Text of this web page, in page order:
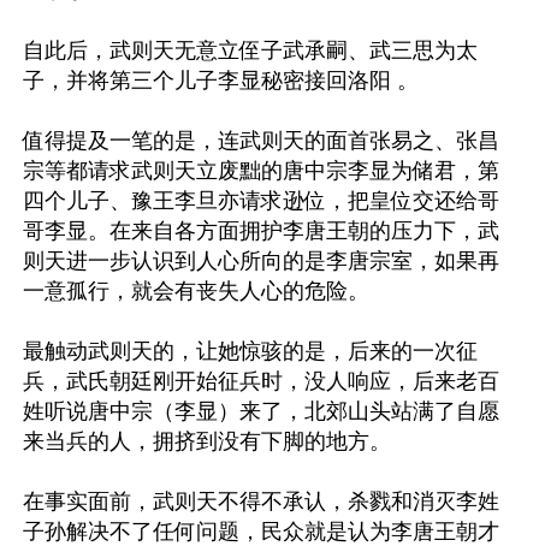
自此后，武则天无意立侄子武承嗣、武三思为太
子，并将第三个儿子李显秘密接回洛阳 。
值得提及一笔的是，连武则天的面首张易之、张昌
宗等都请求武则天立废黜的唐中宗李显为储君，第
四个儿子、豫王李旦亦请求逊位，把皇位交还给哥
哥李显。在来自各方面拥护李唐王朝的压力下，武
则天进一步认识到人心所向的是李唐宗室，如果再
一意孤行，就会有丧失人心的危险。
最触动武则天的，让她惊骇的是，后来的一次征
兵，武氏朝廷刚开始征兵时，没人响应，后来老百
姓听说唐中宗（李显）来了，北郊山头站满了自愿
来当兵的人，拥挤到没有下脚的地方。
在事实面前，武则天不得不承认，杀戮和消灭李姓
子孙解决不了任何问题，民众就是认为李唐王朝才